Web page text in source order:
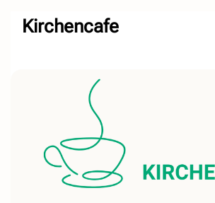
Kirchencafe